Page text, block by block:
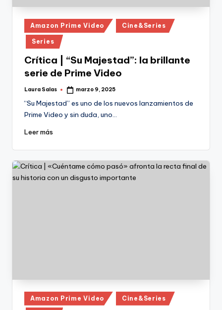
Publicado
en
Amazon Prime Video Cine&Series
Series
Crítica | “Su Majestad”: la brillante
serie de Prime Video
Publicado
Laura Salas marzo 9, 2025
“Su Majestad” es uno de los nuevos lanzamientos de
Prime Video y sin duda, uno…
Leer más
Publicado
en
Amazon Prime Video Cine&Series